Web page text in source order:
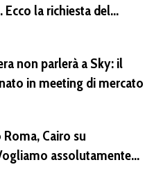
Ecco la richiesta del
non parlerà a Sky: il
in meeting di mercato
Cairo su
assolutamente
tra i club sulla